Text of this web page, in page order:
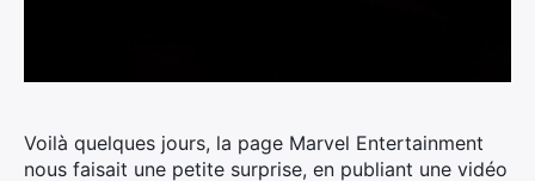
Voilà quelques jours, la page Marvel Entertainment
nous faisait une petite surprise, en publiant une vidéo